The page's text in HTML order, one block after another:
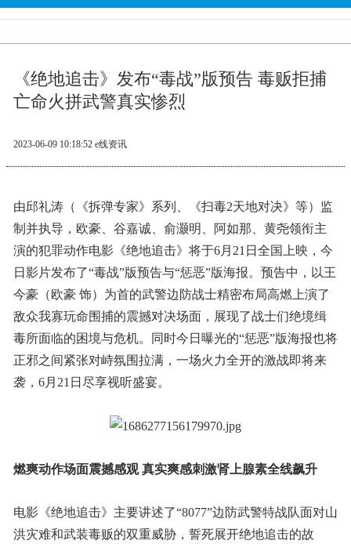
《绝地追击》发布“毒战”版预告 毒贩拒捕
亡命火拼武警真实惨烈
2023-06-09 10:18:52 e线资讯
由邱礼涛（《拆弹专家》系列、《扫毒2天地对决》等）监
制并执导，欧豪、谷嘉诚、俞灏明、阿如那、黄尧领衔主
演的犯罪动作电影《绝地追击》将于6月21日全国上映，今
日影片发布了“毒战”版预告与“惩恶”版海报。预告中，以王
今豪（欧豪 饰）为首的武警边防战士精密布局高燃上演了
敌众我寡玩命围捕的震撼对决场面，展现了战士们绝境缉
毒所面临的困境与危机。同时今日曝光的“惩恶”版海报也将
正邪之间紧张对峙氛围拉满，一场火力全开的激战即将来
袭，6月21日尽享视听盛宴。
燃爽动作场面震撼感观 真实爽感刺激肾上腺素全线飙升
电影《绝地追击》主要讲述了“8077”边防武警特战队面对山
洪灾难和武装毒贩的双重威胁，誓死展开绝地追击的故